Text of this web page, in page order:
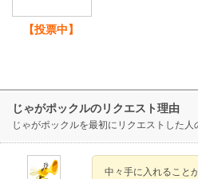
【投票中】
じゃがポックルのリクエスト理由
じゃがポックルを最初にリクエストした人
中々手に入れること